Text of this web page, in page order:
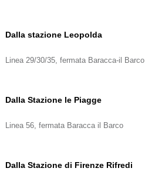
Dalla stazione Leopolda
Linea 29/30/35, fermata Baracca-il Barco
Dalla Stazione le Piagge
Linea 56, fermata Baracca il Barco
Dalla Stazione di Firenze Rifredi